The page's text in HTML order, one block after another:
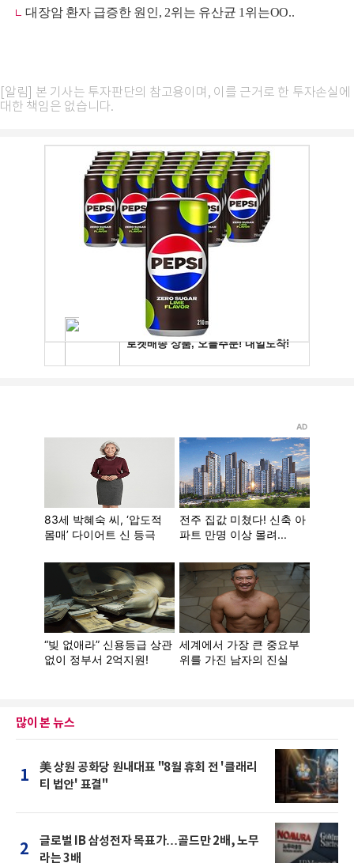
[알림] 본 기사는 투자판단의 참고용이며, 이를 근거로 한 투자손실에
대한 책임은 없습니다.
많이 본 뉴스
1
美 상원 공화당 원내대표 "8월 휴회 전 '클래리
티 법안' 표결"
2
글로벌 IB 삼성전자 목표가…골드만 2배, 노무
라는 3배